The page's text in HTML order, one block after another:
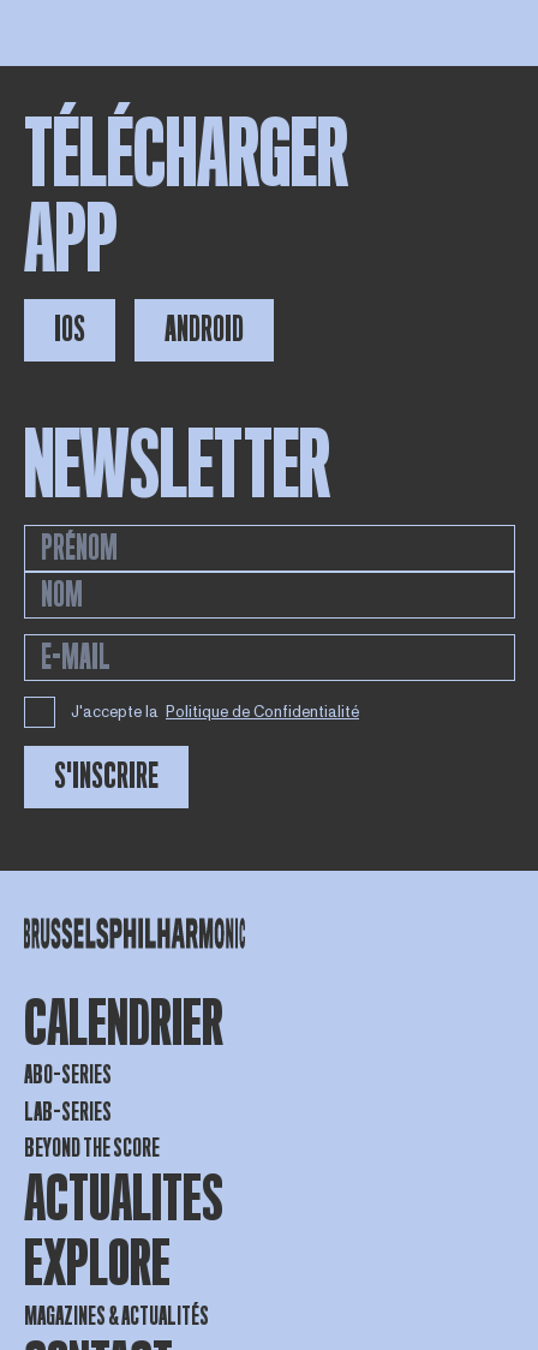
TÉLÉCHARGER
APP
IOS ANDROID
NEWSLETTER
J'accepte la Politique de Confidentialité
S'INSCRIRE
CALENDRIER
ABO-SERIES
LAB-SERIES
BEYOND THE SCORE
ACTUALITES
EXPLORE
MAGAZINES & ACTUALITÉS